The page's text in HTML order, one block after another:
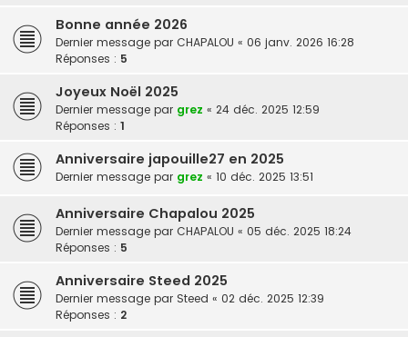
Bonne année 2026
Dernier message par CHAPALOU « 06 janv. 2026 16:28
Réponses : 5
Joyeux Noël 2025
Dernier message par grez « 24 déc. 2025 12:59
Réponses : 1
Anniversaire japouille27 en 2025
Dernier message par grez « 10 déc. 2025 13:51
Anniversaire Chapalou 2025
Dernier message par CHAPALOU « 05 déc. 2025 18:24
Réponses : 5
Anniversaire Steed 2025
Dernier message par Steed « 02 déc. 2025 12:39
Réponses : 2